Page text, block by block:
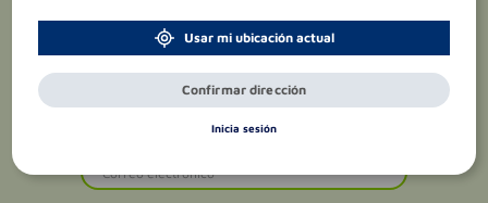
Usar mi ubicación actual
Confirmar dirección
Inicia sesión